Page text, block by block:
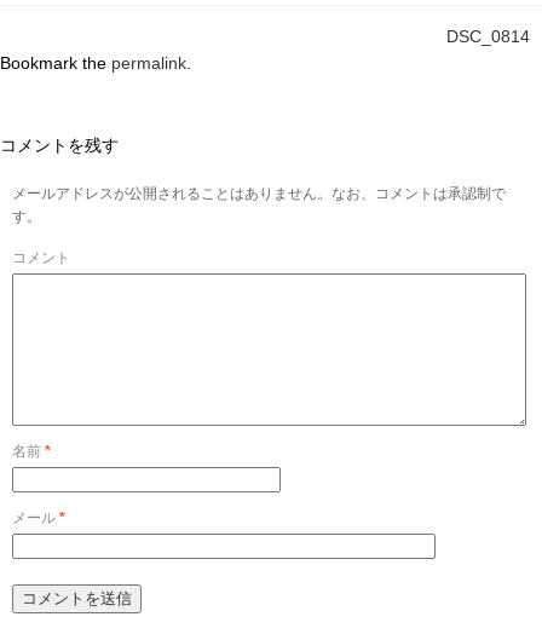
DSC_0814
Bookmark the permalink.
コメントを残す
メールアドレスが公開されることはありません。なお、コメントは承認制で
す。
コメント
名前 *
メール *